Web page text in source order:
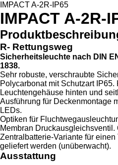
IMPACT A-2R-IP65
IMPACT A-2R-
R- Rettungsweg
Sicherheitsleuchte nach DIN
1838.
Sehr robuste, verschraubte
Polycarbonat mit Schutzart
Leuchtengehäuse hinten und
Ausführung für Deckenmontage
LEDs.
Optiken für
Membran
Zentralbatterie-Variante für
geliefert werden (unüberwacht).
Ausstattung